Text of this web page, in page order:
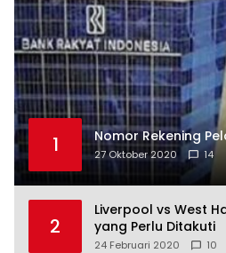
1 Nomor Rekening
27 Oktober 2020 14
2
Liverpool vs West
yang Perlu Ditakuti
24 Februari 2020 10